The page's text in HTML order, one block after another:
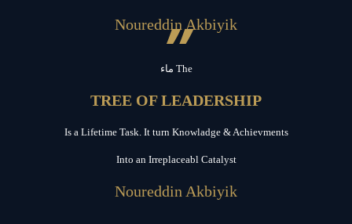
Noureddin Akbiyik
”
ماء The
TREE OF LEADERSHIP
Is a Lifetime Task. It turn Knowladge & Achievments
Into an Irreplaceabl Catalyst
Noureddin Akbiyik